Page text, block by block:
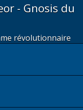
- Gnosis du
révolutionnaire